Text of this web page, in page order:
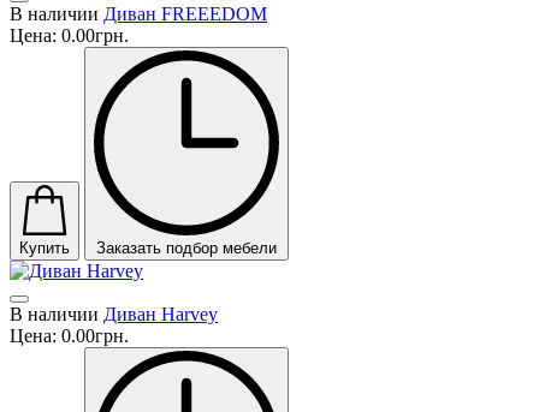
В наличии Диван FREEEDOM
Цена: 0.00грн.
Купить Заказать подбор мебели
В наличии Диван Harvey
Цена: 0.00грн.